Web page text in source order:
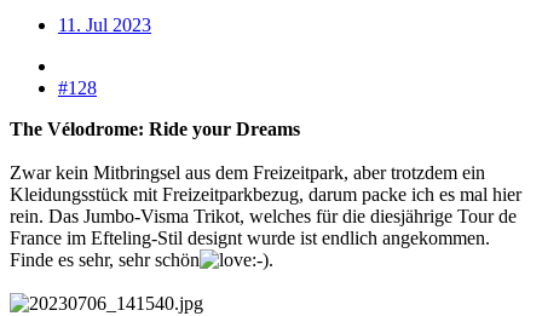
11. Jul 2023
#128
The Vélodrome: Ride your Dreams
Zwar kein Mitbringsel aus dem Freizeitpark, aber trotzdem ein
Kleidungsstück mit Freizeitparkbezug, darum packe ich es mal hier
rein. Das Jumbo-Visma Trikot, welches für die diesjährige Tour de
France im Efteling-Stil designt wurde ist endlich angekommen.
Finde es sehr, sehr schön
.